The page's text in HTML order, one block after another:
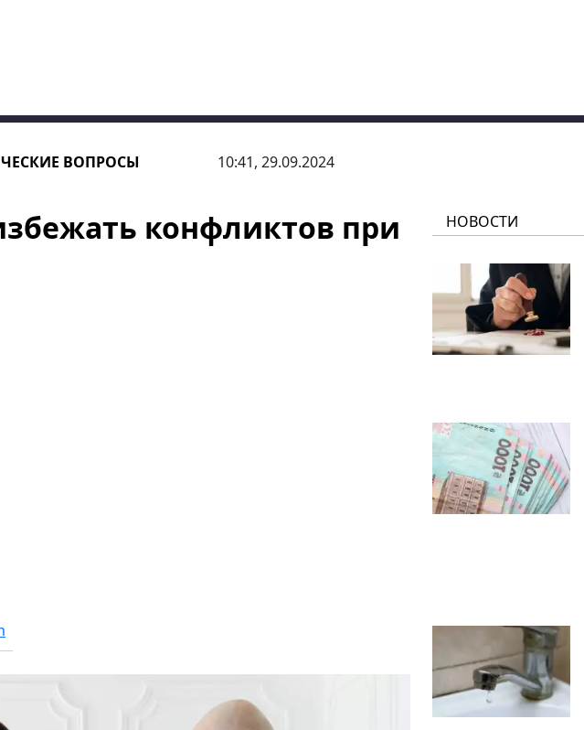
ВОПРОСЫ 10:41, 29.09.2024
конфликтов при
НОВОСТИ